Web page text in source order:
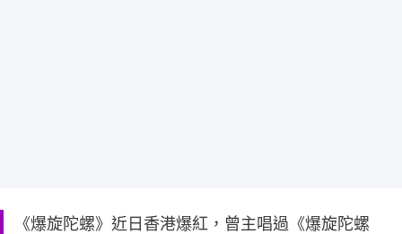
《爆旋陀螺》近日香港爆紅，曾主唱過《爆旋陀螺